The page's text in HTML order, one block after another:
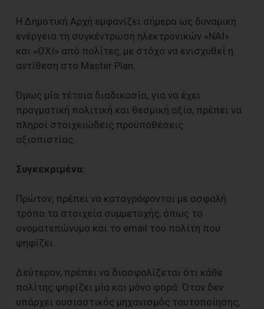
Η Δημοτική Αρχή εμφανίζει σήμερα ως δυναμική
ενέργεια τη συγκέντρωση ηλεκτρονικών «ΝΑΙ»
και «ΟΧΙ» από πολίτες, με στόχο να ενισχυθεί η
αντίθεση στο Master Plan.
Όμως μία τέτοια διαδικασία, για να έχει
πραγματική πολιτική και θεσμική αξία, πρέπει να
πληροί στοιχειώδεις προϋποθέσεις
αξιοπιστίας.
Συγκεκριμένα:
Πρώτον, πρέπει να καταγράφονται με ασφαλή
τρόπο τα στοιχεία συμμετοχής, όπως το
ονοματεπώνυμο και το email του πολίτη που
ψηφίζει.
Δεύτερον, πρέπει να διασφαλίζεται ότι κάθε
πολίτης ψηφίζει μία και μόνο φορά. Όταν δεν
υπάρχει ουσιαστικός μηχανισμός ταυτοποίησης,